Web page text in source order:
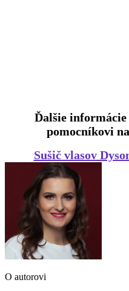
Ďalšie
pomocníkovi
Sušič vlasov
O autorovi